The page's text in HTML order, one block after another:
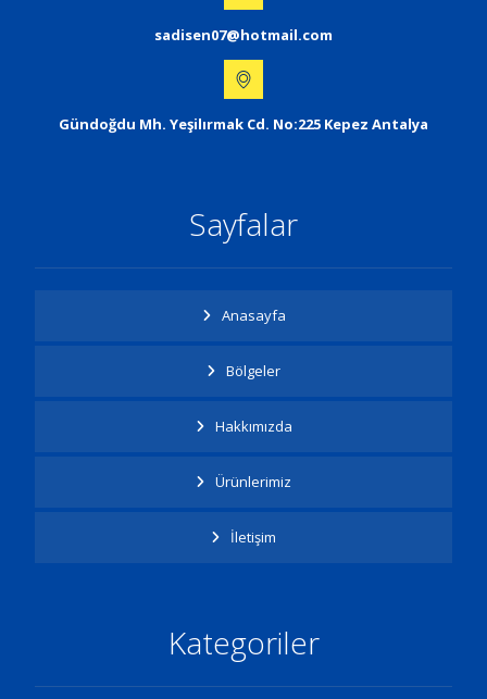
sadisen07@hotmail.com
Gündoğdu Mh. Yeşilırmak Cd. No:225 Kepez Antalya
Sayfalar
Anasayfa
Bölgeler
Hakkımızda
Ürünlerimiz
İletişim
Kategoriler